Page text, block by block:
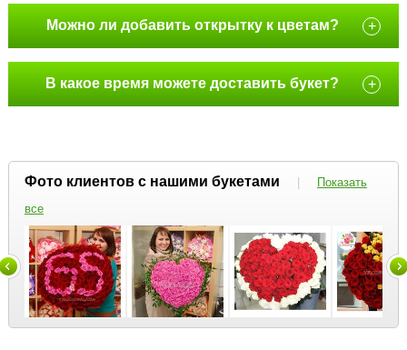
Можно ли добавить открытку к цветам? +
В какое время можете доставить букет? +
Фото клиентов с нашими букетами |
Показать
все